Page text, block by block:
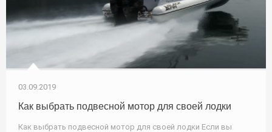
03.09.2019
Как выбрать подвесной мотор для своей лодки
Как выбрать подвесной мотор для своей лодки Если вы